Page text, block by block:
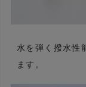
水を弾く撥水性
ます。